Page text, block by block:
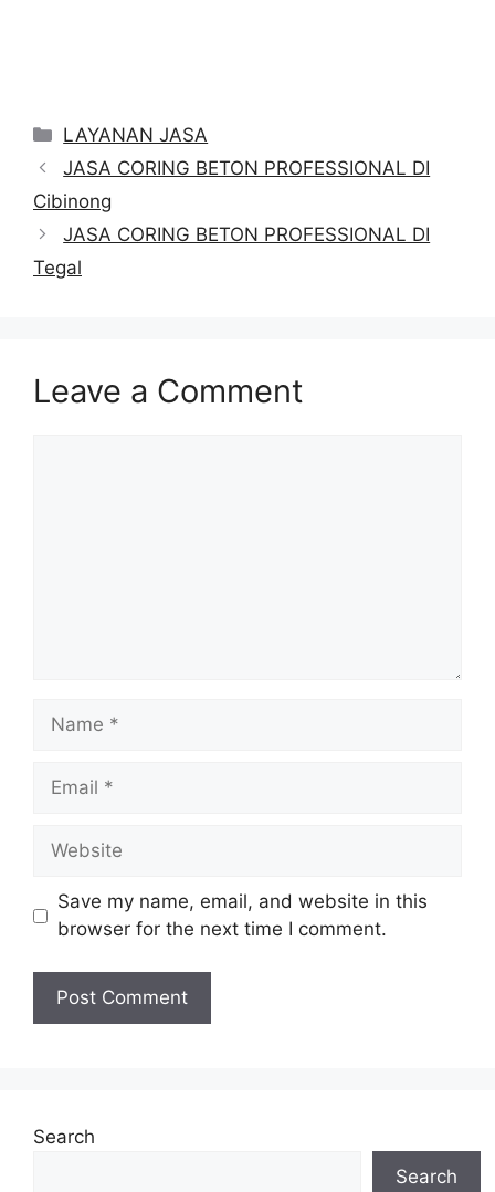
Categories
LAYANAN JASA
JASA CORING BETON PROFESSIONAL DI
Cibinong
JASA CORING BETON PROFESSIONAL DI
Tegal
Leave a Comment
Name
Email
Website
Save my name, email, and website in this
browser for the next time I comment.
Search
Search